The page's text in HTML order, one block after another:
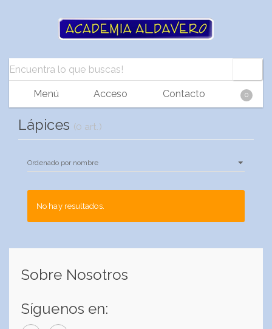
Menú Acceso Contacto 0
Lápices (0 art.)
No hay resultados.
Sobre Nosotros
Síguenos en: